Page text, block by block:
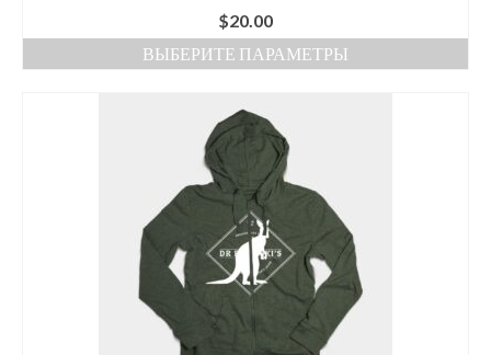
$20.00
ВЫБЕРИТЕ ПАРАМЕТРЫ
имеет
несколько
вариаций.
Опции
можно
выбрать
на
странице
товара.